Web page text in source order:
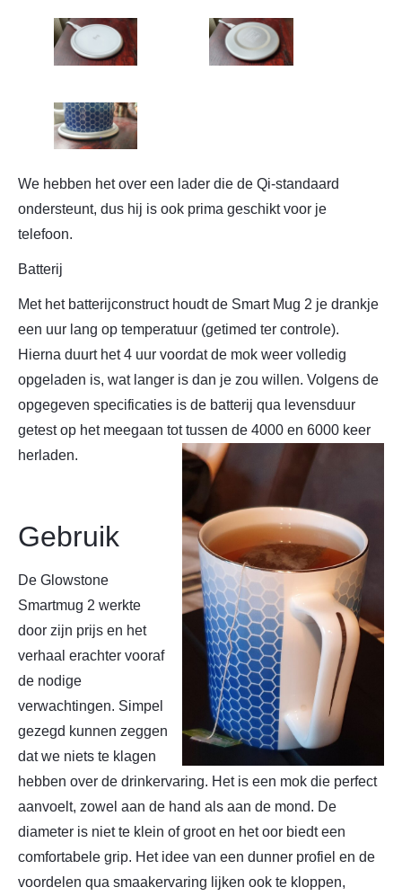
We hebben het over een lader die de Qi-standaard
ondersteunt, dus hij is ook prima geschikt voor je
telefoon.
Batterij
Met het batterijconstruct houdt de Smart Mug 2 je drankje
een uur lang op temperatuur (getimed ter controle).
Hierna duurt het 4 uur voordat de mok weer volledig
opgeladen is, wat langer is dan je zou willen. Volgens de
opgegeven specificaties is de batterij qua levensduur
getest op het meegaan tot tussen de 4000 en 6000 keer
herladen.
Gebruik
De Glowstone
Smartmug 2 werkte
door zijn prijs en het
verhaal erachter vooraf
de nodige
verwachtingen. Simpel
gezegd kunnen zeggen
dat we niets te klagen
hebben over de drinkervaring. Het is een mok die perfect
aanvoelt, zowel aan de hand als aan de mond. De
diameter is niet te klein of groot en het oor biedt een
comfortabele grip. Het idee van een dunner profiel en de
voordelen qua smaakervaring lijken ook te kloppen,